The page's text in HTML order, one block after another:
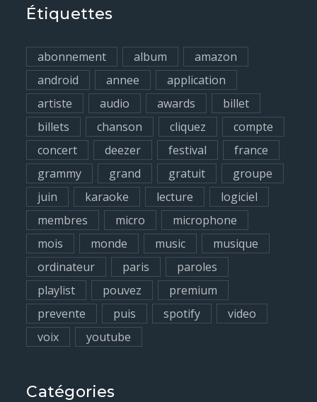
r
h
f
o
Étiquettes
abonnement album
amazon
android
annee
application
artiste
audio awards
billet
billets
chanson cliquez
compte
concert
deezer festival
france
grammy
grand gratuit
groupe
juin
karaoke lecture
logiciel
membres
micro
microphone
mois
monde music
musique
ordinateur
paris
paroles
playlist
pouvez
premium
prevente
puis spotify
video
voix
youtube
Catégories